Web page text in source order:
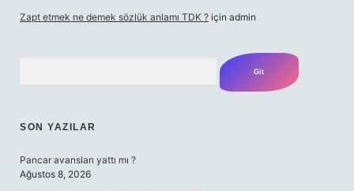
Zapt etmek ne demek sözlük anlamı TDK ? için admin
SON YAZILAR
Pancar avansları yattı mı ?
Ağustos 8, 2026